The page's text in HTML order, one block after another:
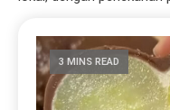
3 MINS READ